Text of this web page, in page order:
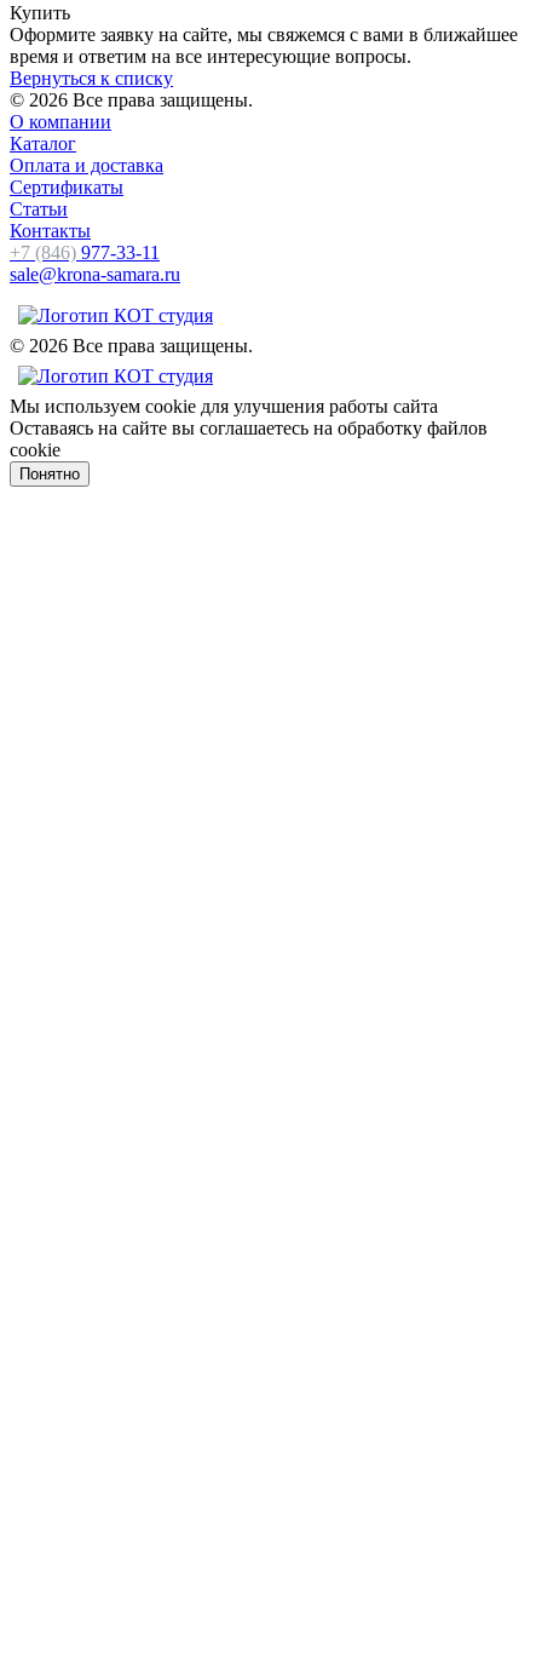
Купить
Оформите заявку на сайте, мы свяжемся с вами в ближайшее
время и ответим на все интересующие вопросы.
Вернуться к списку
© 2026 Все права защищены.
О компании
Каталог
Оплата и доставка
Сертификаты
Статьи
Контакты
+7 (846) 977-33-11
sale@krona-samara.ru
© 2026 Все права защищены.
Мы используем cookie для улучшения работы сайта
Оставаясь на сайте вы соглашаетесь на обработку файлов
cookie
Понятно